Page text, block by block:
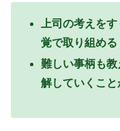
上司の考えを
覚で取り組める
難しい事柄も
解していくこと